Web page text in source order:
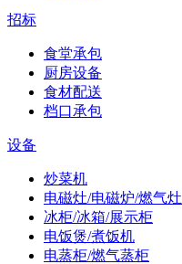
招标
食堂承包
厨房设备
食材配送
档口承包
设备
炒菜机
电磁灶/电磁炉/燃气灶
冰柜/冰箱/展示柜
电饭煲/煮饭机
电蒸柜/燃气蒸柜